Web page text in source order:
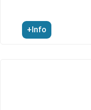
+Info